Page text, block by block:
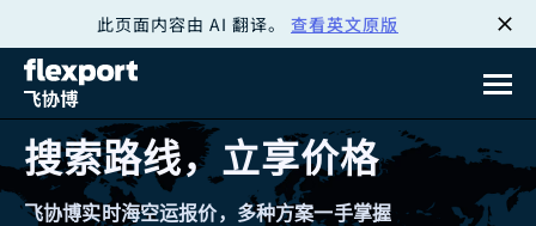
此页面内容由 AI 翻译。 查看英文原版
搜索路线，立享价格
飞协博实时海空运报价，多种方案一手掌握